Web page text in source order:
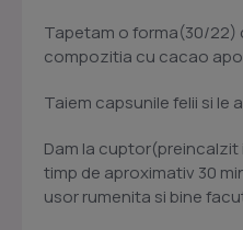
Tapetam o forma(30/22)
compozitia cu cacao
Taiem capsunile felii si le
Dam la cuptor(preincalzit
timp de aproximativ 30
usor rumenita si bine